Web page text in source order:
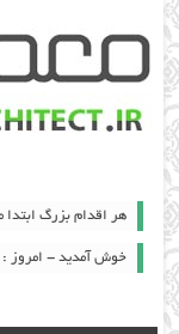
هر اقدام بزرگ
خوش آمدید - امروز : جمعه ۱۶